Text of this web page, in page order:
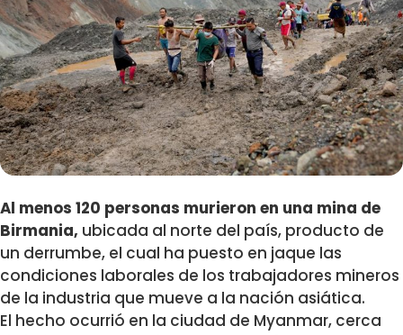
Al menos 120 personas murieron en una mina de
Birmania, ubicada al norte del país, producto de
un derrumbe, el cual ha puesto en jaque las
condiciones laborales de los trabajadores mineros
de la industria que mueve a la nación asiática.
El hecho ocurrió en la ciudad de Myanmar, cerca